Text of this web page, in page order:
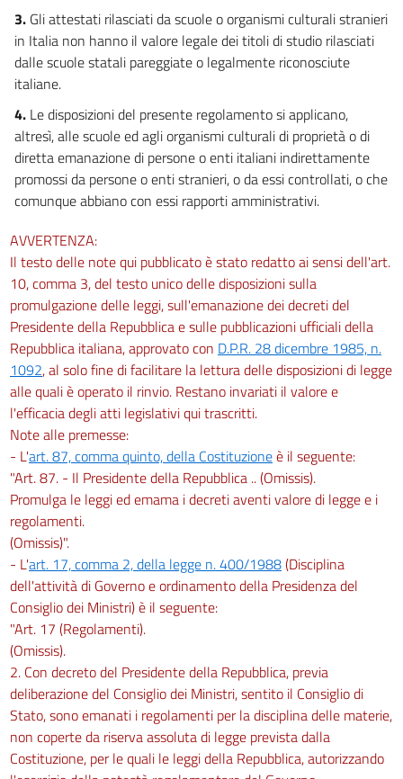
3. Gli attestati rilasciati da scuole o organismi culturali stranieri
in Italia non hanno il valore legale dei titoli di studio rilasciati
dalle scuole statali pareggiate o legalmente riconosciute
italiane.
4. Le disposizioni del presente regolamento si applicano,
altresì, alle scuole ed agli organismi culturali di proprietà o di
diretta emanazione di persone o enti italiani indirettamente
promossi da persone o enti stranieri, o da essi controllati, o che
comunque abbiano con essi rapporti amministrativi.
AVVERTENZA:
Il testo delle note qui pubblicato è stato redatto ai sensi dell'art.
10, comma 3, del testo unico delle disposizioni sulla
promulgazione delle leggi, sull'emanazione dei decreti del
Presidente della Repubblica e sulle pubblicazioni ufficiali della
Repubblica italiana, approvato con D.P.R. 28 dicembre 1985, n.
1092, al solo fine di facilitare la lettura delle disposizioni di legge
alle quali è operato il rinvio. Restano invariati il valore e
l'efficacia degli atti legislativi qui trascritti.
Note alle premesse:
- L'art. 87, comma quinto, della Costituzioneè il seguente:
"Art. 87. - Il Presidente della Repubblica .. (Omissis).
Promulga le leggi ed emama i decreti aventi valore di legge e i
regolamenti.
(Omissis)".
- L'art. 17, comma 2, della legge n. 400/1988(Disciplina
dell'attività di Governo e ordinamento della Presidenza del
Consiglio dei Ministri) è il seguente:
"Art. 17 (Regolamenti).
(Omissis).
2. Con decreto del Presidente della Repubblica, previa
deliberazione del Consiglio dei Ministri, sentito il Consiglio di
Stato, sono emanati i regolamenti per la disciplina delle materie,
non coperte da riserva assoluta di legge prevista dalla
Costituzione, per le quali le leggi della Repubblica, autorizzando